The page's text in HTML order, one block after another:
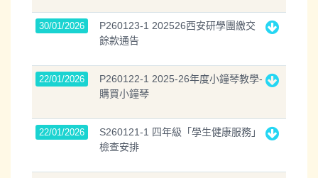
30/01/2026
P260123-1 202526西安研學團繳交
餘款通告
22/01/2026
P260122-1 2025-26年度小鐘琴教學-
購買小鐘琴
22/01/2026
S260121-1 四年級「學生健康服務」
檢查安排